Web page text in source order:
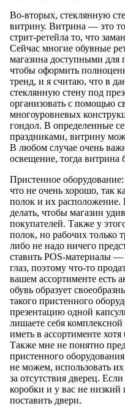
Во-вторых, стеклянную
витрину. Витрина — это
стрит-ретейла то, что
Сейчас многие обувные
магазина доступными для
чтобы оформить
тренд, и я считаю, что в
стеклянную стену под
организовать с помощью
многоуровневых
гондол. В определенные
праздниками, витрину
В любом случае очень
освещение, тогда витрина
Пристенное
что не очень хорошо, так
полок и их расположение.
делать, чтобы магазин
покупателей. Также у
полок, но рабочих только
либо не надо ничего
ставить POS-материалы —
глаз, поэтому что-то
вашем ассортименте есть
обувь образует
такого пристенного
презентацию одной
лишаете себя
иметь в ассортименте
Также мне не понятно
пристенного
не можем, использовать
за отсутствия дверец.
коробки и у вас не
поставить двери.